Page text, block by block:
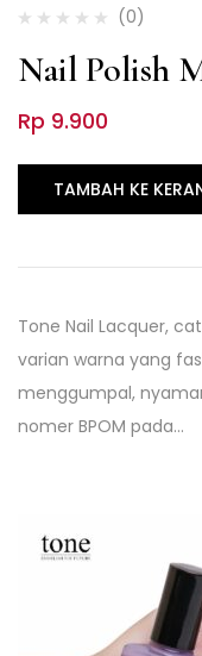
(0)
Nail Polish
Rp 9.900
TAMBAH KE
Tone Nail Lacquer,
varian warna yang
menggumpal,
nomer BPOM pada…